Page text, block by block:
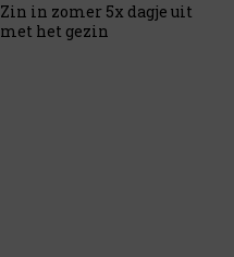
Zin in zomer 5x dagje uit
met het gezin